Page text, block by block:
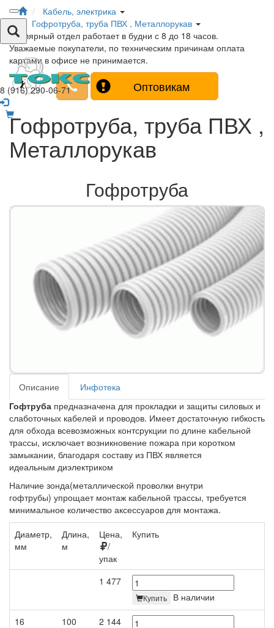
8 (916) 290-06-71
Кабель, электрика
Гофротруба, труба ПВХ , Металлорукав
Столярный отдел работает в будни с 8 до 18 часов.
Уважаемые покупатели, по техническим причинам оплата
картами в офисе не принимается.
Оптовикам
Гофротруба, труба ПВХ ,
Металлорукав
Гофротруба
Описание
Инфотека
Гофтруба предназначена для прокладки и защиты силовых и
слаботочных кабелей и проводов. Имеет достаточную гибкость
для обхода всевозможных контсрукции по длине кабельной
трассы, исключает возникновение пожара при коротком
замыкании, благодаря составу из ПВХ является
идеальным диэлектриком
Наличие зонда(металлической проволки внутри
гофтрубы) упрощает монтаж кабельной трассы, требуется
минимальное количество аксессуаров для монтажа.
Диаметр,
мм
Длина,
м
Цена,
/
упак
Купить
1 477
Купить
В наличии
16
100 2 144